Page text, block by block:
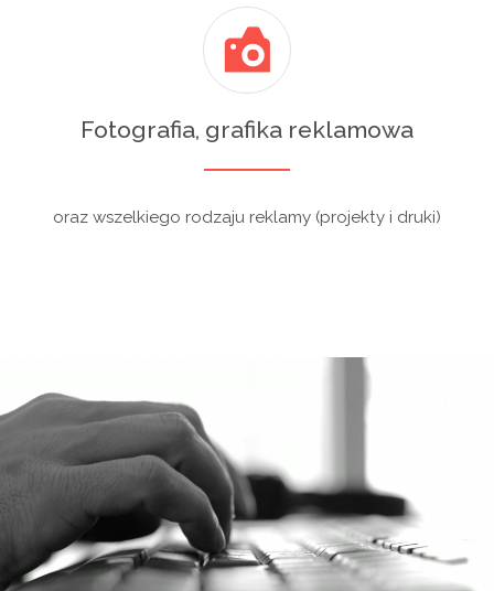
Fotografia, grafika reklamowa
oraz wszelkiego rodzaju reklamy (projekty i druki)